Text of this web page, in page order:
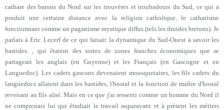
cathare des barons du Nord sur les trouvères et troubadours du Sud, ce qui a
produit une certaine distance avec la religion catholique, le catharisme
fonctionnant comme un paganisme mystique diffus (tels les druides bretons). Je
parlais à Eric Lecerf de ce qui faisait la dynamique du Sud-Ouest à savoir les
bastides. , qui étaient des sortes de zones franches économiques que se
partageait les anglais (en Guyenne) et les Français (en Gascogne et en
Languedoc). Les cadets gascons devenaient mousquetaires, les fils cadets du
languedocs allaient dans les bastides, l'hostal et la fonction de maître d'hostal
revenant au fils aîné. Mais en ce que j'ai ressenti comme un homme du Nord il
ne comprenais lui qui étudiait le travail auparavant et à présent les métiers